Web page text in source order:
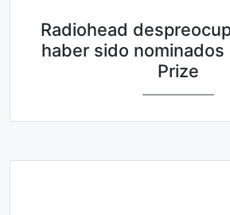
Radiohead
haber sido nominados
Prize